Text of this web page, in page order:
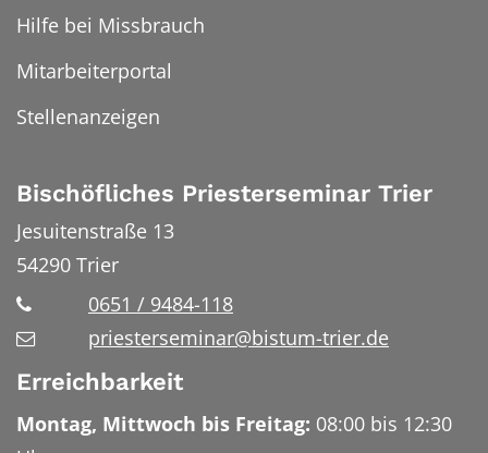
Hilfe bei Missbrauch
Mitarbeiterportal
Stellenanzeigen
Bischöfliches Priesterseminar Trier
Jesuitenstraße 13
54290 Trier
0651 / 9484-118
priesterseminar@bistum-trier.de
Erreichbarkeit
Montag, Mittwoch bis Freitag: 08:00 bis 12:30